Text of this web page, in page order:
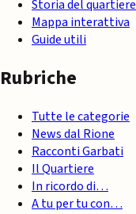
Storia del quartiere
Mappa interattiva
Guide utili
Rubriche
Tutte le categorie
News dal Rione
Racconti Garbati
Il Quartiere
In ricordo di…
A tu per tu con…